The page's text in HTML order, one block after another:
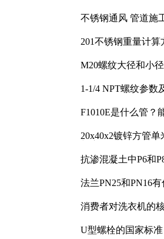
不锈钢通风 管道施
201不锈钢重量计算
M20螺纹大径和小
1-1/4 NPT螺纹参数
F1010E是什么管？
20x40x2镀锌方管单
抗渗混凝土中P6和
法兰PN25和PN16有
消费者对洗衣机的
U型螺栓的国家标准